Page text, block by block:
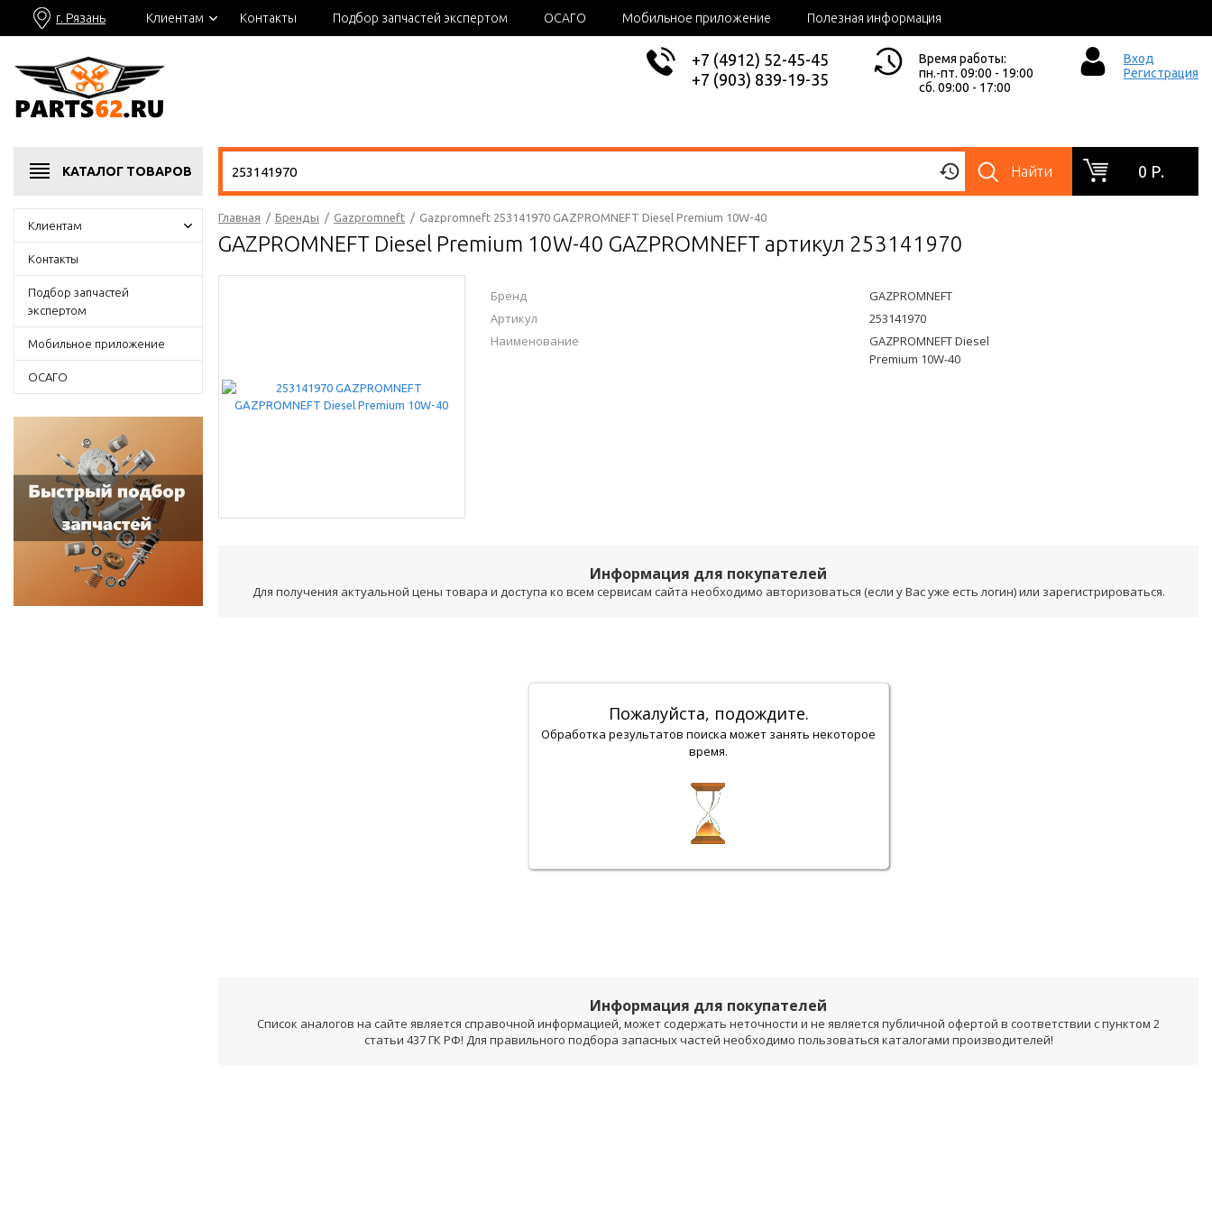
г. Рязань Клиентам Контакты Подбор запчастей экспертом ОСАГО Мобильное приложение Полезная информация
+7 (4912) 52-45-45
+7 (903) 839-19-35
Время работы:
пн.-пт. 09:00 - 19:00
сб. 09:00 - 17:00
Вход
Регистрация
КАТАЛОГ ТОВАРОВ Найти 0 Р.
Клиентам
Контакты
Подбор запчастей
экспертом
Мобильное приложение
ОСАГО
Главная / Бренды / Gazpromneft / Gazpromneft 253141970 GAZPROMNEFT Diesel Premium 10W-40
GAZPROMNEFT Diesel Premium 10W-40 GAZPROMNEFT артикул 253141970
Бренд
GAZPROMNEFT
Артикул
253141970
Наименование
GAZPROMNEFT Diesel
Premium 10W-40
Информация для покупателей
Для получения актуальной цены товара и доступа ко всем сервисам сайта необходимо авторизоваться (если у Вас уже есть логин) или зарегистрироваться.
Пожалуйста, подождите.
Обработка результатов поиска может занять некоторое
время.
Информация для покупателей
Список аналогов на сайте является справочной информацией, может содержать неточности и не является публичной офертой в соответствии с пунктом 2
статьи 437 ГК РФ! Для правильного подбора запасных частей необходимо пользоваться каталогами производителей!